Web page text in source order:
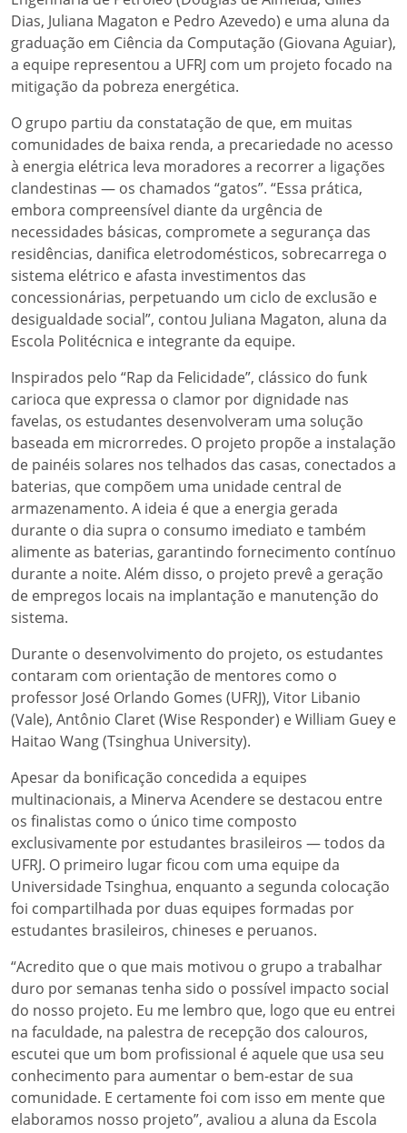
Dias, Juliana Magaton e Pedro Azevedo) e uma aluna da
graduação em Ciência da Computação (Giovana Aguiar),
a equipe representou a UFRJ com um projeto focado na
mitigação da pobreza energética.
O grupo partiu da constatação de que, em muitas
comunidades de baixa renda, a precariedade no acesso
à energia elétrica leva moradores a recorrer a ligações
clandestinas — os chamados “gatos”. “Essa prática,
embora compreensível diante da urgência de
necessidades básicas, compromete a segurança das
residências, danifica eletrodomésticos, sobrecarrega o
sistema elétrico e afasta investimentos das
concessionárias, perpetuando um ciclo de exclusão e
desigualdade social”, contou Juliana Magaton, aluna da
Escola Politécnica e integrante da equipe.
Inspirados pelo “Rap da Felicidade”, clássico do funk
carioca que expressa o clamor por dignidade nas
favelas, os estudantes desenvolveram uma solução
baseada em microrredes. O projeto propõe a instalação
de painéis solares nos telhados das casas, conectados a
baterias, que compõem uma unidade central de
armazenamento. A ideia é que a energia gerada
durante o dia supra o consumo imediato e também
alimente as baterias, garantindo fornecimento contínuo
durante a noite. Além disso, o projeto prevê a geração
de empregos locais na implantação e manutenção do
sistema.
Durante o desenvolvimento do projeto, os estudantes
contaram com orientação de mentores como o
professor José Orlando Gomes (UFRJ), Vitor Libanio
(Vale), Antônio Claret (Wise Responder) e William Guey e
Haitao Wang (Tsinghua University).
Apesar da bonificação concedida a equipes
multinacionais, a Minerva Acendere se destacou entre
os finalistas como o único time composto
exclusivamente por estudantes brasileiros — todos da
UFRJ. O primeiro lugar ficou com uma equipe da
Universidade Tsinghua, enquanto a segunda colocação
foi compartilhada por duas equipes formadas por
estudantes brasileiros, chineses e peruanos.
“Acredito que o que mais motivou o grupo a trabalhar
duro por semanas tenha sido o possível impacto social
do nosso projeto. Eu me lembro que, logo que eu entrei
na faculdade, na palestra de recepção dos calouros,
escutei que um bom profissional é aquele que usa seu
conhecimento para aumentar o bem-estar de sua
comunidade. E certamente foi com isso em mente que
elaboramos nosso projeto”, avaliou a aluna da Escola